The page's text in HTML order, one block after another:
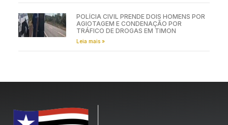
POLÍCIA CIVIL PRENDE DOIS HOMENS POR
AGIOTAGEM E CONDENAÇÃO POR
TRÁFICO DE DROGAS EM TIMON
Leia mais »